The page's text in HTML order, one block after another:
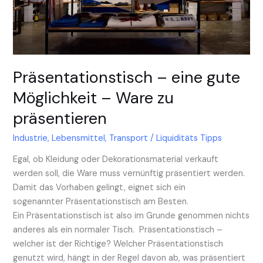
Präsentationstisch – eine gute
Möglichkeit – Ware zu
präsentieren
Industrie,Lebensmittel, Transport /Liquiditäts Tipps
Egal, ob Kleidung oder Dekorationsmaterial verkauft
werden soll, die Ware muss vernünftig präsentiert werden.
Damit das Vorhaben gelingt, eignet sich ein
sogenannter Präsentationstisch am Besten.
Ein Präsentationstisch ist also im Grunde genommen nichts
anderes als ein normaler Tisch. Präsentationstisch –
welcher ist der Richtige? Welcher Präsentationstisch
genutzt wird, hängt in der Regel davon ab, was präsentiert
präsentieren